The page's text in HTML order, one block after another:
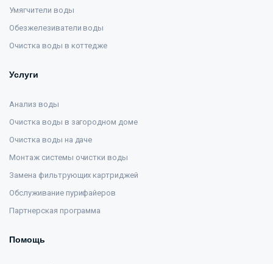
Умягчители воды
Обезжелезиватели воды
Очистка воды в коттедже
Услуги
Анализ воды
Очистка воды в загородном доме
Очистка воды на даче
Монтаж системы очистки воды
Замена фильтрующих картриджей
Обслуживание пурифайеров
Партнерская программа
Помощь